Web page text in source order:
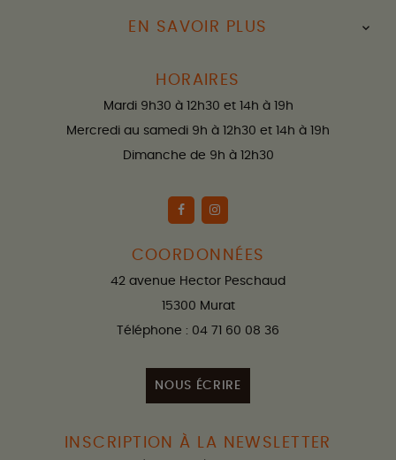
EN SAVOIR PLUS 
HORAIRES
Mardi 9h30 à 12h30 et 14h à 19h
Mercredi au samedi 9h à 12h30 et 14h à 19h
Dimanche de 9h à 12h30
COORDONNÉES
42 avenue Hector Peschaud
15300 Murat
Téléphone : 04 71 60 08 36
NOUS ÉCRIRE
INSCRIPTION À LA NEWSLETTER